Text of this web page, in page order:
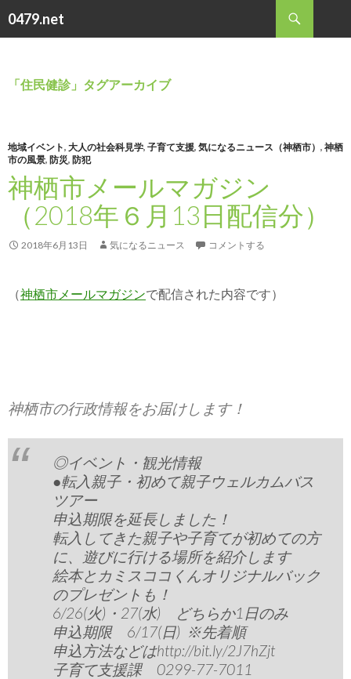
0479.net
索
ン
キ
ッ
プ
「住民健診」タグアーカイブ
地域イベント, 大人の社会科見学, 子育て支援, 気になるニュース（神栖市） , 神栖
市の風景, 防災, 防犯
神栖市メールマガジン
（2018年６月13日配信分）
2018年6月13日 気になるニュース コメントする
（神栖市メールマガジンで配信された内容です）
神栖市の行政情報をお届けします！
◎イベント・観光情報
●転入親子・初めて親子ウェルカムバス
ツアー
申込期限を延長しました！
転入してきた親子や子育てが初めての方
に、遊びに行ける場所を紹介します
絵本とカミスココくんオリジナルバック
のプレゼントも！
6/26(火)・27(水) どちらか1日のみ
申込期限 6/17(日) ※先着順
申込方法などはhttp://bit.ly/2J7hZjt
子育て支援課 0299-77-7011